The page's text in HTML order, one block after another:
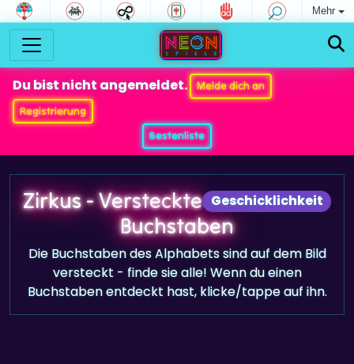
Mehr
Du bist nicht angemeldet.
Melde dich an
Registrierung
Bestenliste
Geschicklichkeit
Zirkus - Versteckte
Buchstaben
Die Buchstaben des Alphabets sind auf dem Bild
versteckt - finde sie alle! Wenn du einen
Buchstaben entdeckt hast, klicke/tappe auf ihn.